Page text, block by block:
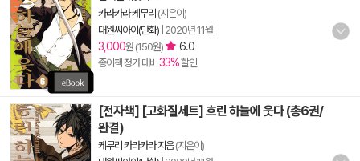
카라카라 케무리 (지은이)
대원씨아이(만화) 2020년 11월
3,000원 (150원) 6.0
종이책 정가 대비 33%할인
[전자책] [고화질세트] 흐린 하늘에 웃다 (총6권/
완결)
케무리 카라카라 지음(지은이)